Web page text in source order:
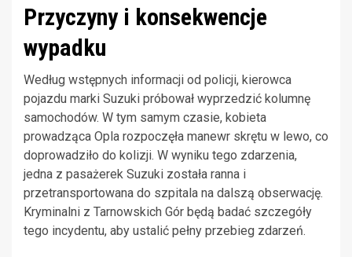
Przyczyny i konsekwencje
wypadku
Według wstępnych informacji od policji, kierowca
pojazdu marki Suzuki próbował wyprzedzić kolumnę
samochodów. W tym samym czasie, kobieta
prowadząca Opla rozpoczęła manewr skrętu w lewo, co
doprowadziło do kolizji. W wyniku tego zdarzenia,
jedna z pasażerek Suzuki została ranna i
przetransportowana do szpitala na dalszą obserwację.
Kryminalni z Tarnowskich Gór będą badać szczegóły
tego incydentu, aby ustalić pełny przebieg zdarzeń.